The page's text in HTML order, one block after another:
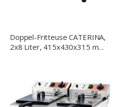
Doppel-Fritteuse CATERINA,
2x8 Liter, 415x430x315 mm